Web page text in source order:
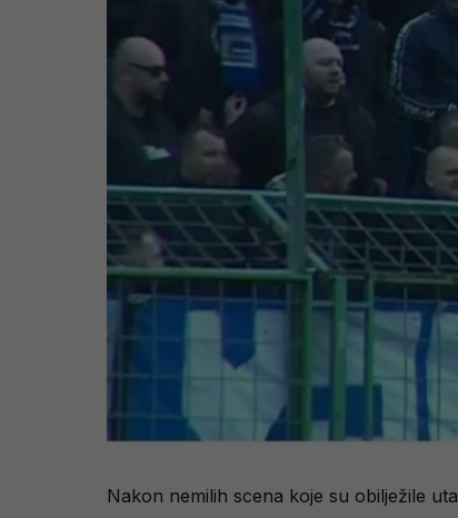
Nakon nemilih scena koje su obilježile